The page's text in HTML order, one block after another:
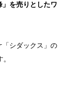
を売りとしたワ
シダックス」の